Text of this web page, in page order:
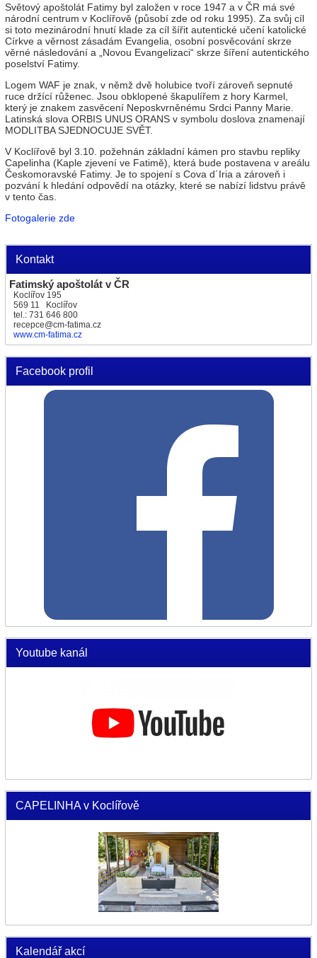
Kontakt
Fatimský apoštolát v ČR
Koclířov 195
569 11 Koclířov
tel.: 731 646 800
recepce@cm-fatima.cz
www.cm-fatima.cz
Facebook profil
Youtube kanál
CAPELINHA v Koclířově
Kalendář akcí
Světový apoštolát Fatimy byl založen v roce 1947 a v ČR má své
národní centrum v Koclířově (působí zde od roku 1995). Za svůj cíl
si toto mezinárodní hnutí klade za cíl šířit autentické učení katolické
Církve a věrnost zásadám Evangelia, osobní posvěcování skrze
věrné následování a „Novou Evangelizaci“ skrze šíření autentického
poselství Fatimy.
Logem WAF je znak, v němž dvě holubice tvoří zároveň sepnuté
ruce držící růženec. Jsou obklopené škapulířem z hory Karmel,
který je znakem zasvěcení Neposkvrněnému Srdci Panny Marie.
Latinská slova ORBIS UNUS ORANS v symbolu doslova znamenají
MODLITBA SJEDNOCUJE SVĚT.
V Koclířově byl 3.10. požehnán základní kámen pro stavbu repliky
Capelinha (Kaple zjevení ve Fatimě), která bude postavena v areálu
Českomoravské Fatimy. Je to spojení s Cova d´Iria a zároveň i
pozvání k hledání odpovědí na otázky, které se nabízí lidstvu právě
v tento čas.
Fotogalerie zde